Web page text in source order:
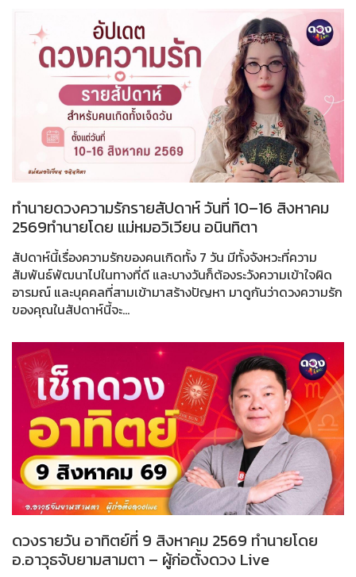
ทำนายดวงความรักรายสัปดาห์ วันที่ 10–16 สิงหาคม
2569ทำนายโดย แม่หมอวิเวียน อนินทิตา
สัปดาห์นี้เรื่องความรักของคนเกิดทั้ง 7 วัน มีทั้งจังหวะที่ความ
สัมพันธ์พัฒนาไปในทางที่ดี และบางวันก็ต้องระวังความเข้าใจผิด
อารมณ์ และบุคคลที่สามเข้ามาสร้างปัญหา มาดูกันว่าดวงความรัก
ของคุณในสัปดาห์นี้จะ...
ดวงรายวัน อาทิตย์ที่ 9 สิงหาคม 2569 ทำนายโดย
อ.อาวุธจับยามสามตา – ผู้ก่อตั้งดวง Live